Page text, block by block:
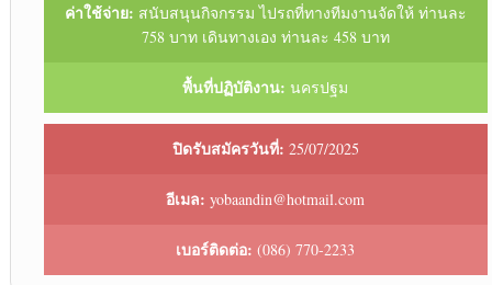
ค่าใช้จ่าย: สนับสนุนกิจกรรม ไปรถที่ทางทีมงานจัดให้ ท่านละ
758 บาท เดินทางเอง ท่านละ 458 บาท
พื้นที่ปฏิบัติงาน: นครปฐม
ปิดรับสมัครวันที่: 25/07/2025
อีเมล: yobaandin@hotmail.com
เบอร์ติดต่อ: (086) 770-2233